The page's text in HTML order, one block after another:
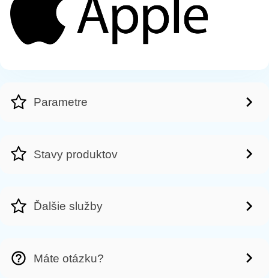
Parametre
Stavy produktov
Ďalšie služby
Máte otázku?